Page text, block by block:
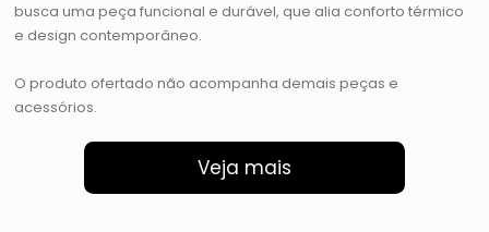
busca uma peça funcional e durável, que alia conforto térmico
e design contemporâneo.
O produto ofertado não acompanha demais peças e
acessórios.
Veja mais